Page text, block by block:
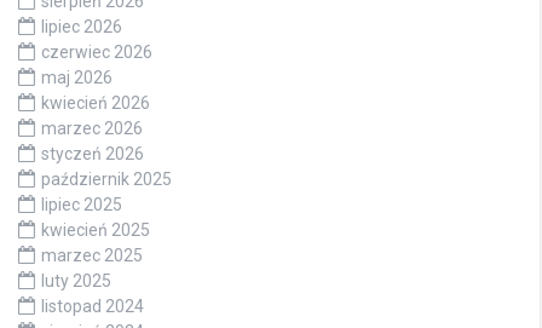
lipiec 2026
czerwiec 2026
maj 2026
kwiecień 2026
marzec 2026
styczeń 2026
październik 2025
lipiec 2025
kwiecień 2025
marzec 2025
luty 2025
listopad 2024